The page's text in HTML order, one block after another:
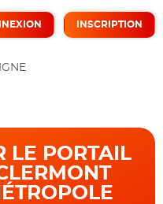
INSCRIPTION
LE PORTAIL